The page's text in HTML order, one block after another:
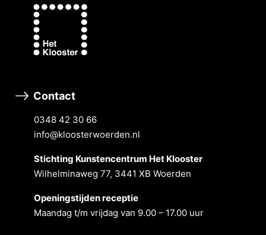
Contact
0348 42 30 66
info@kloosterwoerden.nl
Stichting Kunstencentrum Het Klooster
Wilhelminaweg 77, 3441 XB Woerden
Openingstĳden receptie
Maandag t/m vrĳdag van 9.00 – 17.00 uur